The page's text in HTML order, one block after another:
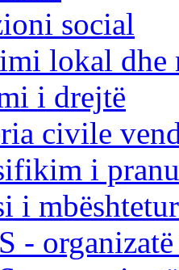
social
lokal dhe
i drejtë
civile
i
i
-